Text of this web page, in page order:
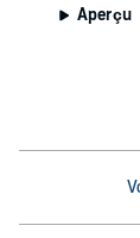
Aperçu